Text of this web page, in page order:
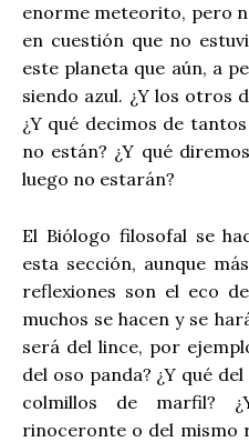
enorme meteorito, pero
en cuestión que no
este planeta que aún, a
siendo azul. ¿Y los otros
¿Y qué decimos de
no están? ¿Y qué
luego no estarán?
El Biólogo filosofal se
esta sección, aunque
reflexiones son el eco
muchos se hacen y se
será del lince, por
del oso panda? ¿Y qué
colmillos de marfil?
rinoceronte o del mismo